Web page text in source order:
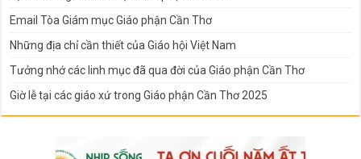
Email Tòa Giám mục Giáo phận Cần Thơ
Những địa chỉ cần thiết của Giáo hội Việt Nam
Tưởng nhớ các linh mục đã qua đời của Giáo phận Cần Thơ
Giờ lễ tại các giáo xứ trong Giáo phận Cần Thơ 2025